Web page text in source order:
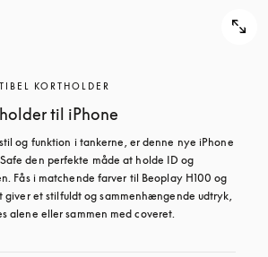
KORTHOLDER
til iPhone
og funktion i tankerne, er denne nye iPhone
den perfekte måde at holde ID og
Fås i matchende farver til Beoplay H100 og
et stilfuldt og sammenhængende udtryk,
alene eller sammen med coveret.